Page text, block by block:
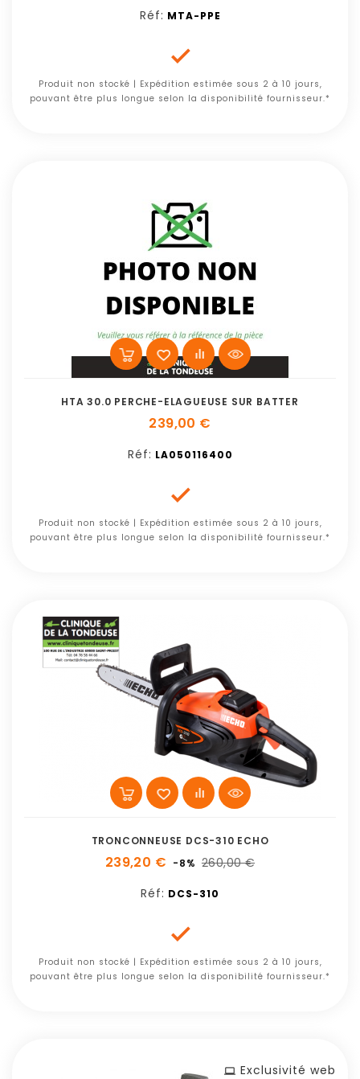
Réf: MTA-PPE

Produit non stocké | Expédition estimée sous 2 à 10 jours,
pouvant être plus longue selon la disponibilité fournisseur.*
HTA 30.0 PERCHE-ELAGUEUSE SUR BATTER
239,00 €
Réf: LA050116400

Produit non stocké | Expédition estimée sous 2 à 10 jours,
pouvant être plus longue selon la disponibilité fournisseur.*
TRONCONNEUSE DCS-310 ECHO
239,20 € -8% 260,00 €
Réf: DCS-310

Produit non stocké | Expédition estimée sous 2 à 10 jours,
pouvant être plus longue selon la disponibilité fournisseur.*
Exclusivité web